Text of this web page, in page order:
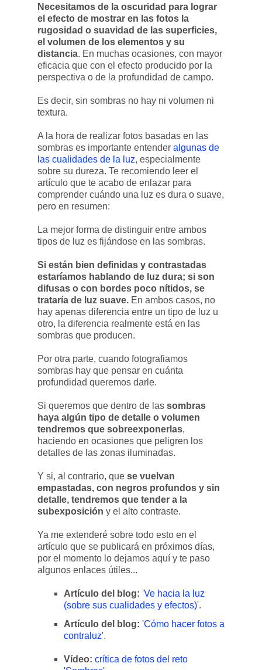
Necesitamos de la oscuridad para lograr
el efecto de mostrar en las fotos la
rugosidad o suavidad de las superficies,
el volumen de los elementos y su
distancia. En muchas ocasiones, con mayor
eficacia que con el efecto producido por la
perspectiva o de la profundidad de campo.
Es decir, sin sombras no hay ni volumen ni
textura.
A la hora de realizar fotos basadas en las
sombras es importante entender algunas de
las cualidades de la luz, especialmente
sobre su dureza. Te recomiendo leer el
artículo que te acabo de enlazar para
comprender cuándo una luz es dura o suave,
pero en resumen:
La mejor forma de distinguir entre ambos
tipos de luz es fijándose en las sombras.
Si están bien definidas y contrastadas
estaríamos hablando de luz dura; si son
difusas o con bordes poco nítidos, se
trataría de luz suave. En ambos casos, no
hay apenas diferencia entre un tipo de luz u
otro, la diferencia realmente está en las
sombras que producen.
Por otra parte, cuando fotografiamos
sombras hay que pensar en cuánta
profundidad queremos darle.
Si queremos que dentro de las sombras
haya algún tipo de detalle o volumen
tendremos que sobreexponerlas,
haciendo en ocasiones que peligren los
detalles de las zonas iluminadas.
Y si, al contrario, que se vuelvan
empastadas, con negros profundos y sin
detalle, tendremos que tender a la
subexposición y el alto contraste.
Ya me extenderé sobre todo esto en el
artículo que se publicará en próximos días,
por el momento lo dejamos aquí y te paso
algunos enlaces útiles...
Artículo del blog: 'Ve hacia la luz
(sobre sus cualidades y efectos)'.
Artículo del blog: 'Cómo hacer fotos a
contraluz'.
Vídeo: crítica de fotos del reto